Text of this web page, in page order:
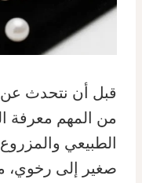
قبل أن نتحدث عن
من المهم معرفة
الطبيعي
صغير إلى رخوي،